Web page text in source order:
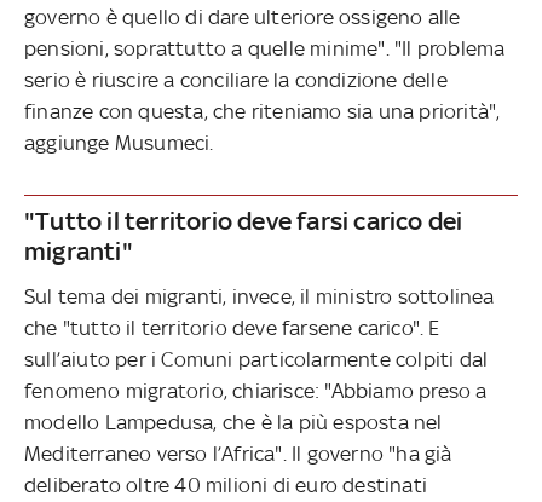
governo è quello di dare ulteriore ossigeno alle
pensioni, soprattutto a quelle minime". "Il problema
serio è riuscire a conciliare la condizione delle
finanze con questa, che riteniamo sia una priorità",
aggiunge Musumeci.
"Tutto il territorio deve farsi carico dei
migranti"
Sul tema dei migranti, invece, il ministro sottolinea
che "tutto il territorio deve farsene carico". E
sull’aiuto per i Comuni particolarmente colpiti dal
fenomeno migratorio, chiarisce: "Abbiamo preso a
modello Lampedusa, che è la più esposta nel
Mediterraneo verso l’Africa". Il governo "ha già
deliberato oltre 40 milioni di euro destinati